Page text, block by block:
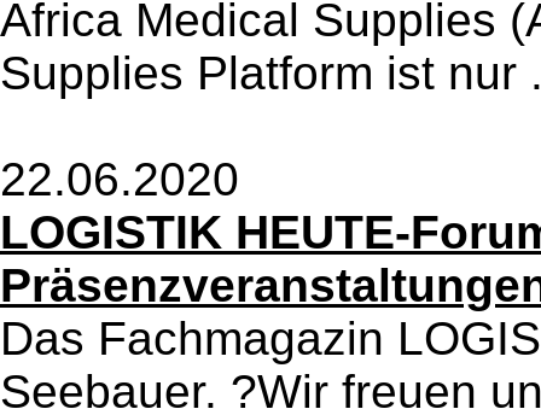
Africa Medical Supplies
Supplies Platform ist nur
22.06.2020
LOGISTIK HEUTE-
Das Fachmagazin
Seebauer. ?Wir freuen